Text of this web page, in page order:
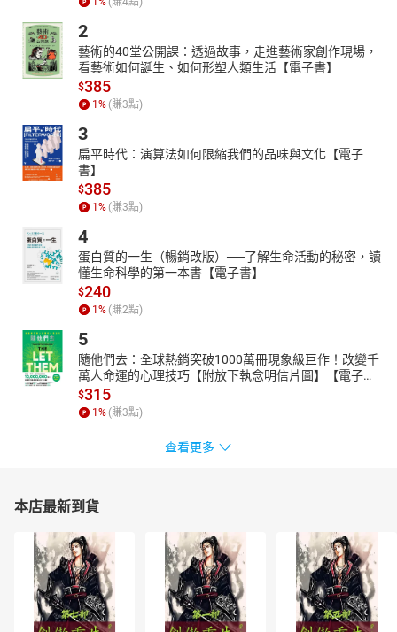
2
藝術的40堂公開課：透過故事，走進藝術家創作現場，
看藝術如何誕生、如何形塑人類生活【電子書】
$385
1% (賺3點)
3
扁平時代：演算法如何限縮我們的品味與文化【電子
書】
$385
1% (賺3點)
4
蛋白質的一生（暢銷改版）──了解生命活動的秘密，讀
懂生命科學的第一本書【電子書】
$240
1% (賺2點)
5
隨他們去：全球熱銷突破1000萬冊現象級巨作！改變千
萬人命運的心理技巧【附放下執念明信片圖】【電子
書】
$315
1% (賺3點)
查看更多
本店最新到貨